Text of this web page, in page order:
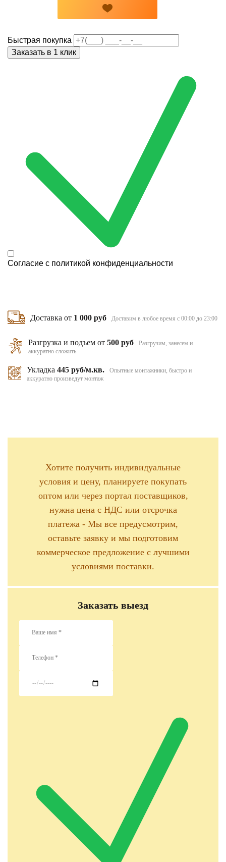
Быстрая покупка
Согласие с политикой конфиденциальности
Доставка от 1 000 руб Доставим в любое время с 00:00 до 23:00
Разгрузка и подъем от500 руб
Разгрузим, занесем и
аккуратно сложить
Укладка 445 руб/м.кв.
Опытные монтажники, быстро и
аккуратно произведут монтаж
Хотите получить индивидуальные
условия и цену, планируете покупать
оптом или через портал поставщиков,
нужна цена с НДС или отсрочка
платежа - Мы все предусмотрим,
оставьте заявку и мы подготовим
коммерческое предложение с лучшими
условиями поставки.
Заказать выезд